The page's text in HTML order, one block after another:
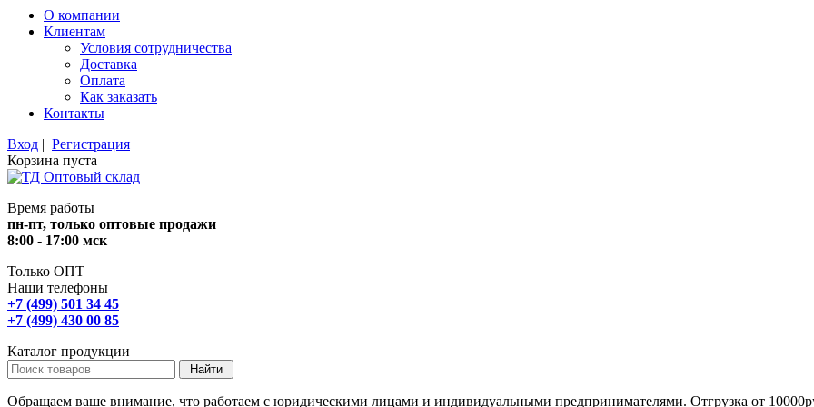
О компании
Клиентам
Условия сотрудничества
Доставка
Оплата
Как заказать
Контакты
Вход | Регистрация
Корзина пуста
Время работы
пн-пт, только оптовые продажи
8:00 - 17:00 мск
Только ОПТ
Наши телефоны
+7 (499) 501 34 45
+7 (499) 430 00 85
Каталог продукции
Обращаем ваше внимание, что работаем с юридическими лицами и индивидуальными предпринимателями. Отгрузка от